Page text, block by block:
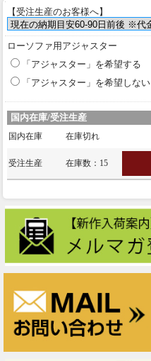
【受注生産のお客様へ】
ローソファ用アジャスター
「アジャスター」を希望する
「アジャスター」を希望しない
国内在庫/受注生産
国内在庫 在庫切れ
受注生産 在庫数：15